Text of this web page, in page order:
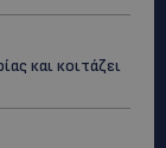
και κοιτάζει